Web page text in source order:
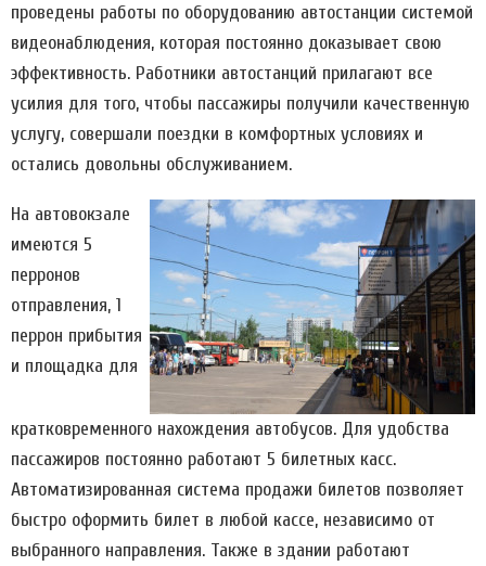
проведены работы по оборудованию автостанции системой
видеонаблюдения, которая постоянно доказывает свою
эффективность. Работники автостанций прилагают все
усилия для того, чтобы пассажиры получили качественную
услугу, совершали поездки в комфортных условиях и
остались довольны обслуживанием.
На автовокзале
имеются 5
перронов
отправления, 1
перрон прибытия
и площадка для
кратковременного нахождения автобусов. Для удобства
пассажиров постоянно работают 5 билетных касс.
Автоматизированная система продажи билетов позволяет
быстро оформить билет в любой кассе, независимо от
выбранного направления. Также в здании работают